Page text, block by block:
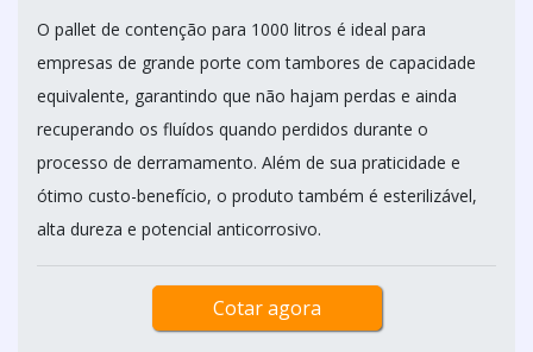
O pallet de contenção para 1000 litros é ideal para
empresas de grande porte com tambores de capacidade
equivalente, garantindo que não hajam perdas e ainda
recuperando os fluídos quando perdidos durante o
processo de derramamento. Além de sua praticidade e
ótimo custo-benefício, o produto também é esterilizável,
alta dureza e potencial anticorrosivo.
Cotar agora